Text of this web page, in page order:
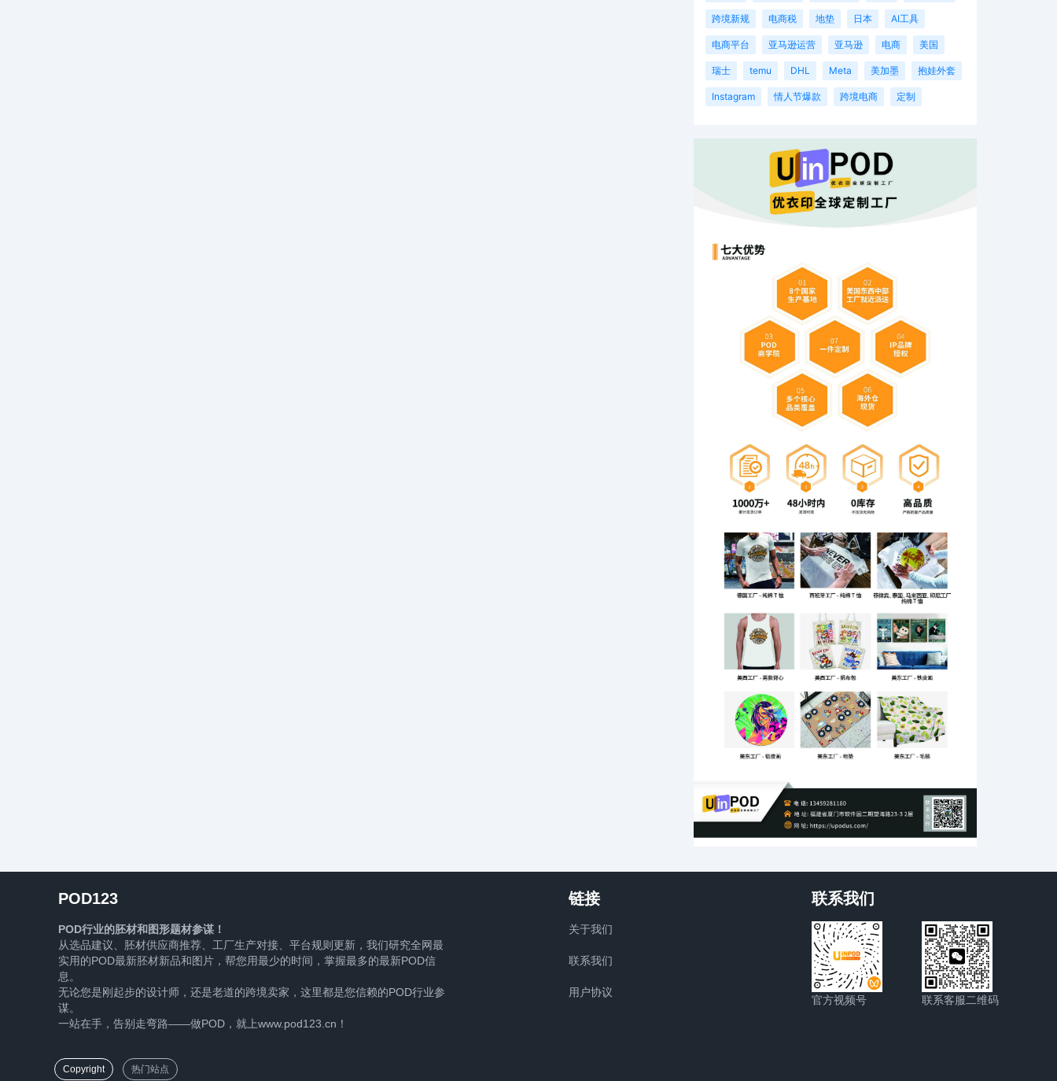
跨境新规 电商税 地垫 日本 AI工具
电商平台 亚马逊运营 亚马逊 电商 美国
瑞士 temu DHL Meta 美加墨 抱娃外套
Instagram 情人节爆款 跨境电商 定制
POD123
POD行业的胚材和图形题材参谋！
从选品建议、胚材供应商推荐、工厂生产对接、平台规则更新，我们研究全网最
实用的POD最新胚材新品和图片，帮您用最少的时间，掌握最多的最新POD信
息。
无论您是刚起步的设计师，还是老道的跨境卖家，这里都是您信赖的POD行业参
谋。
一站在手，告别走弯路——做POD，就上www.pod123.cn！
链接
关于我们
联系我们
用户协议
联系我们
官方视频号 联系客服二维码
Copyright 热门站点